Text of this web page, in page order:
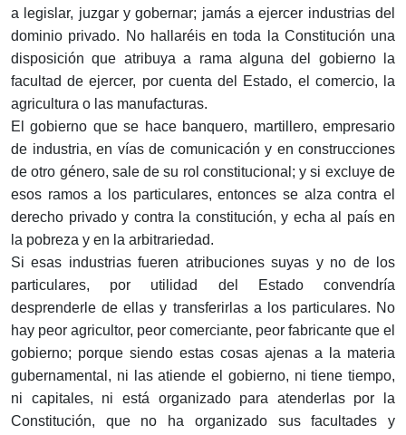
a legislar, juzgar y gobernar; jamás a ejercer industrias del
dominio privado. No hallaréis en toda la Constitución una
disposición que atribuya a rama alguna del gobierno la
facultad de ejercer, por cuenta del Estado, el comercio, la
agricultura o las manufacturas.
El gobierno que se hace banquero, martillero, empresario
de industria, en vías de comunicación y en construcciones
de otro género, sale de su rol constitucional; y si excluye de
esos ramos a los particulares, entonces se alza contra el
derecho privado y contra la constitución, y echa al país en
la pobreza y en la arbitrariedad.
Si esas industrias fueren atribuciones suyas y no de los
particulares, por utilidad del Estado convendría
desprenderle de ellas y transferirlas a los particulares. No
hay peor agricultor, peor comerciante, peor fabricante que el
gobierno; porque siendo estas cosas ajenas a la materia
gubernamental, ni las atiende el gobierno, ni tiene tiempo,
ni capitales, ni está organizado para atenderlas por la
Constitución, que no ha organizado sus facultades y